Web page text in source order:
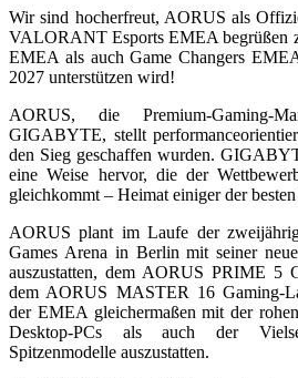
Wir sind hocherfreut, AORUS als
VALORANT Esports EMEA begrüßen
EMEA als auch Game Changers
2027 unterstützen wird!
AORUS, die Premium-Gaming-
GIGABYTE, stellt
den Sieg geschaffen wurden.
eine Weise hervor, die der
gleichkommt – Heimat einiger der
AORUS plant im Laufe der
Games Arena in Berlin mit seiner
auszustatten, dem AORUS PRIME 5
dem AORUS MASTER 16 Gaming-
der EMEA gleichermaßen mit der
Desktop-PCs als auch der
Spitzenmodelle auszustatten.